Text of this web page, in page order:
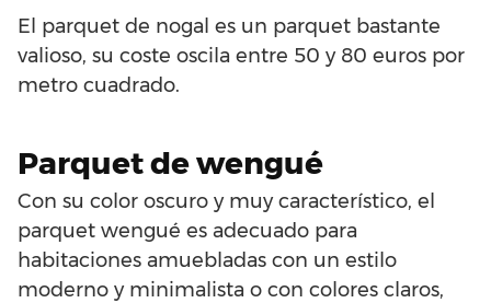
El parquet de nogal es un parquet bastante
valioso, su coste oscila entre 50 y 80 euros por
metro cuadrado.
Parquet de wengué
Con su color oscuro y muy característico, el
parquet wengué es adecuado para
habitaciones amuebladas con un estilo
moderno y minimalista o con colores claros,